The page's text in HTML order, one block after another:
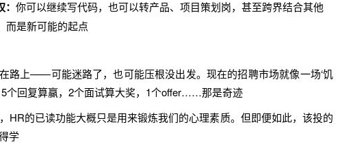
你可以继续写代码，也可以转产品、项目策划岗，甚至跨界结合其他
而是新可能的起点
上——可能迷路了，也可能压根没出发。现在的招聘市场就像一场‘饥
5个回复算赢，2个面试算大奖，1个offer……那是奇迹
的已读功能大概只是用来锻炼我们的心理素质。但即便如此，该投的
学